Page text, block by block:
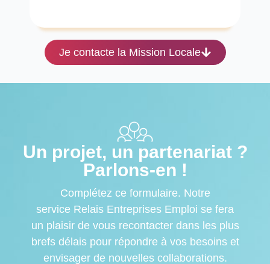
Je contacte la Mission Locale
Un projet, un partenariat ?
Parlons-en !
Complétez ce formulaire. Notre
service Relais Entreprises Emploi se fera
un plaisir de vous recontacter dans les plus
brefs délais pour répondre à vos besoins et
envisager de nouvelles collaborations.